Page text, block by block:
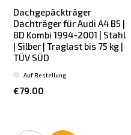
Dachgepäckträger
Dachträger für Audi A4 B5 |
8D Kombi 1994-2001 | Stahl
| Silber | Traglast bis 75 kg |
TÜV SÜD
€79.00
Auf Bestellung